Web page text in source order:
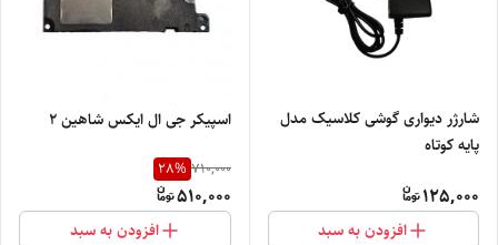
شارژر دیواری گوشی کلاسیک مدل
پایه کوتاه
125,000
افزودن به سبد
اسپیکر جی ال ایکس شاهین ۲
710,000
28%
510,000
افزودن به سبد